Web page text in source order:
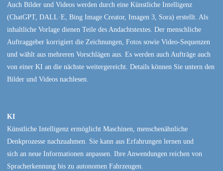
Auch Bilder und Videos werden durch eine Künstliche Intelligenz
(ChatGPT, DALL·E, Bing Image Creator, Imagen 3, Sora) erstellt. Als
inhaltliche Vorlage dienen Teile des Andachtstextes. Der menschliche
Auftraggeber korrigiert die Zeichnungen, Fotos sowie Video-Sequenzen
und wählt aus mehreren Vorschlägen aus. Es werden auch Aufträge auch
von einer KI an die nächste weitergereicht. Details können Sie untern den
Bilder und Videos nachlesen.
KI
Künstliche Intelligenz ermöglicht Maschinen, menschenähnliche
Denkprozesse nachzuahmen. Sie kann aus Erfahrungen lernen und
sich an neue Informationen anpassen. Ihre Anwendungen reichen von
Spracherkennung bis zu autonomen Fahrzeugen.